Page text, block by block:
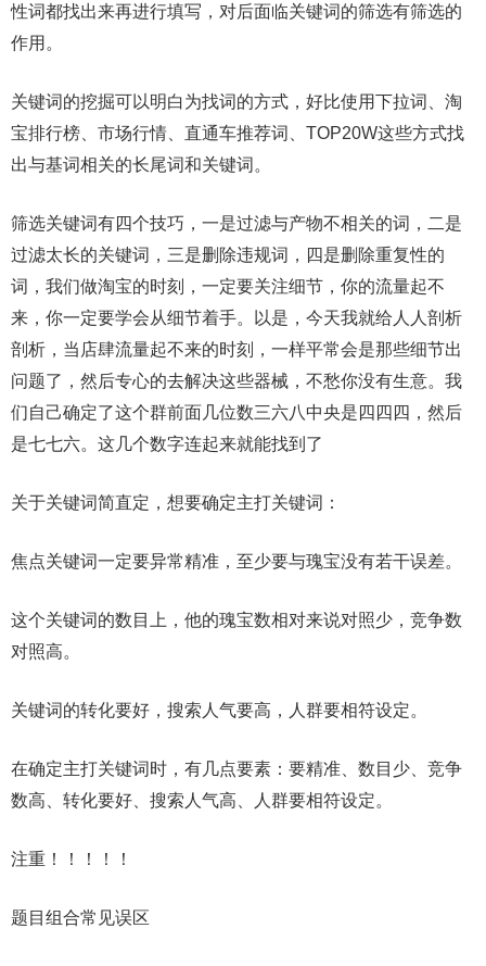
性词都找出来再进行填写，对后面临关键词的筛选有筛选的
作用。
关键词的挖掘可以明白为找词的方式，好比使用下拉词、淘
宝排行榜、市场行情、直通车推荐词、TOP20W这些方式找
出与基词相关的长尾词和关键词。
筛选关键词有四个技巧，一是过滤与产物不相关的词，二是
过滤太长的关键词，三是删除违规词，四是删除重复性的
词，我们做淘宝的时刻，一定要关注细节，你的流量起不
来，你一定要学会从细节着手。以是，今天我就给人人剖析
剖析，当店肆流量起不来的时刻，一样平常会是那些细节出
问题了，然后专心的去解决这些器械，不愁你没有生意。我
们自己确定了这个群前面几位数三六八中央是四四四，然后
是七七六。这几个数字连起来就能找到了
关于关键词简直定，想要确定主打关键词：
焦点关键词一定要异常精准，至少要与瑰宝没有若干误差。
这个关键词的数目上，他的瑰宝数相对来说对照少，竞争数
对照高。
关键词的转化要好，搜索人气要高，人群要相符设定。
在确定主打关键词时，有几点要素：要精准、数目少、竞争
数高、转化要好、搜索人气高、人群要相符设定。
注重！！！！！
题目组合常见误区